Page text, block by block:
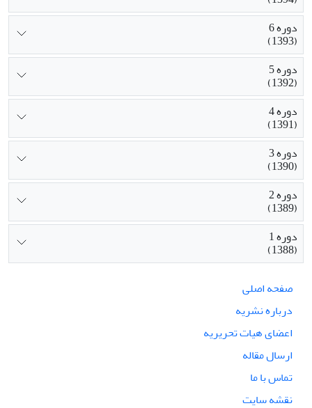
دوره 6
(1393)
دوره 5
(1392)
دوره 4
(1391)
دوره 3
(1390)
دوره 2
(1389)
دوره 1
(1388)
صفحه اصلی
درباره نشریه
اعضای هیات تحریریه
ارسال مقاله
تماس با ما
نقشه سایت